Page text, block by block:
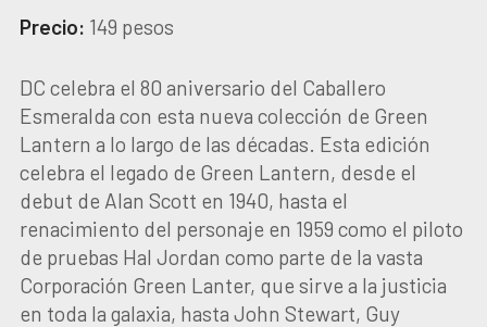
Precio: 149 pesos
DC celebra el 80 aniversario del Caballero
Esmeralda con esta nueva colección de Green
Lantern a lo largo de las décadas. Esta edición
celebra el legado de Green Lantern, desde el
debut de Alan Scott en 1940, hasta el
renacimiento del personaje en 1959 como el piloto
de pruebas Hal Jordan como parte de la vasta
Corporación Green Lanter, que sirve a la justicia
en toda la galaxia, hasta John Stewart, Guy